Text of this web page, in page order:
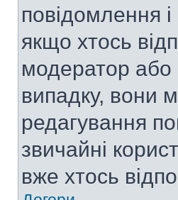
повідомлення
якщо хтось
модератор або
випадку, вони
редагування
звичайні
вже хтось